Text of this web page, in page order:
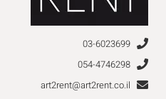
03-6023699
054-4746298
art2rent@art2rent.co.il